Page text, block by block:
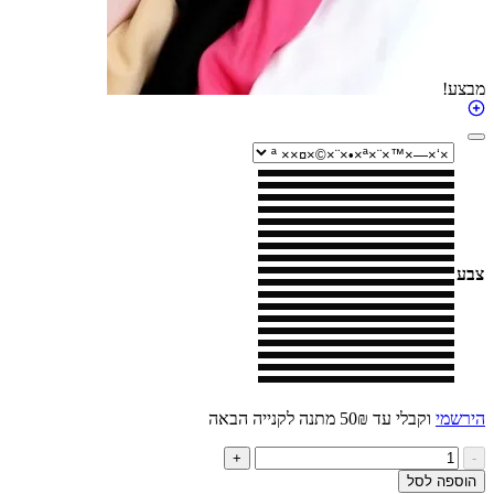
וקבלי עד 50₪ מתנה לקנייה הבאה
לסל